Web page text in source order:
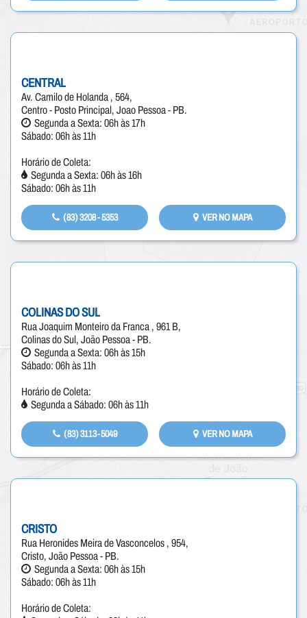
CENTRAL
Av. Camilo de Holanda , 564,
Centro - Posto Principal, Joao Pessoa - PB.
Segunda a Sexta: 06h às 17h
Sábado: 06h às 11h
Horário de Coleta:
Segunda a Sexta: 06h às 16h
Sábado: 06h às 11h
(83) 3208 - 5353 VER NO MAPA
COLINAS DO SUL
Rua Joaquim Monteiro da Franca , 961 B,
Colinas do Sul, João Pessoa - PB.
Segunda a Sexta: 06h às 15h
Sábado: 06h às 11h
Horário de Coleta:
Segunda a Sábado: 06h às 11h
(83) 3113-5049 VER NO MAPA
CRISTO
Rua Heronides Meira de Vasconcelos , 954,
Cristo, João Pessoa - PB.
Segunda a Sexta: 06h às 15h
Sábado: 06h às 11h
Horário de Coleta: